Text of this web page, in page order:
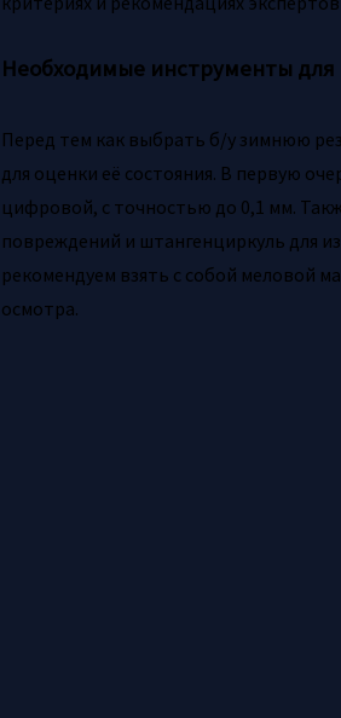
Необходимые инструменты для
Перед тем как выбрать б/у зимнюю
для оценки её состояния. В первую
цифровой, с точностью до 0,1 мм.
повреждений и штангенциркуль для
рекомендуем взять с собой меловой
осмотра.